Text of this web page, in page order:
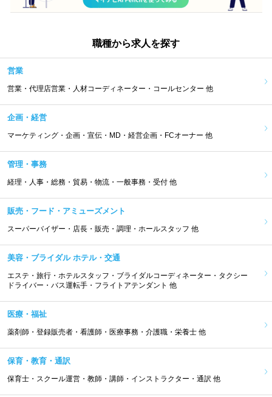
職種から求人を探す
営業
営業・代理店営業・人材コーディネーター・コールセンター 他
企画・経営
マーケティング・企画・宣伝・MD・経営企画・FCオーナー 他
管理・事務
経理・人事・総務・貿易・物流・一般事務・受付 他
販売・フード・アミューズメント
スーパーバイザー・店長・販売・調理・ホールスタッフ 他
美容・ブライダル ホテル・交通
エステ・旅行・ホテルスタッフ・ブライダルコーディネーター・タクシー
ドライバー・バス運転手・フライトアテンダント 他
医療・福祉
薬剤師・登録販売者・看護師・医療事務・介護職・栄養士 他
保育・教育・通訳
保育士・スクール運営・教師・講師・インストラクター・通訳 他